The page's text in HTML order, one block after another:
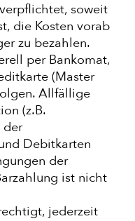
soweit
die Kosten vorab
zu bezahlen.
per Bankomat,
(Master
Allfällige
(z.B.
der
Debitkarten
der
ist nicht
jederzeit